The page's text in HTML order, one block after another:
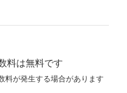
料は無料です
料が発生する場合があります